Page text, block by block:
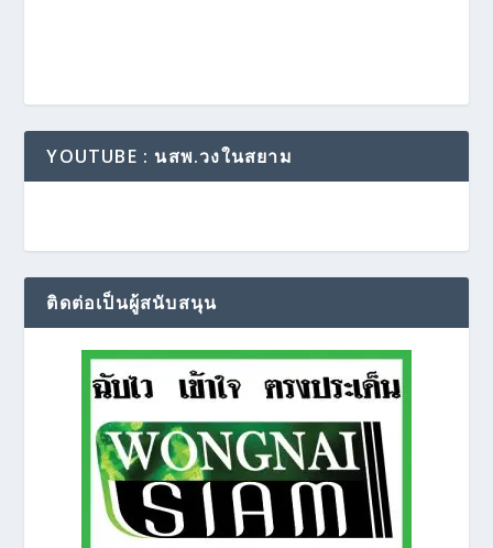
YOUTUBE : นสพ.วงในสยาม
ติดต่อเป็นผู้สนับสนุน